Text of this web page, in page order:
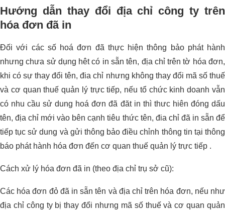
Hướng dẫn thay đổi địa chỉ công ty trên
hóa đơn đã in
Đối với các số hoá đơn đã thực hiện thông bảo phát hành
nhưng chưa sử dụng hêt có in sẵn tên, địa chỉ trên tờ hóa đơn,
khi có sự thay đổi tên, đia chỉ nhưng không thay đổi mã số thuế
và cơ quan thuế quản lý trực tiếp, nếu tổ chức kinh doanh vẫn
có nhu cầu sử dung hoá đơn đã đăt in thì thưc hiên đóng dấu
tên, địa chỉ mới vào bên cạnh tiêu thức tên, đia chỉ đã in sẵn để
tiếp tục sử dung và gửi thông bảo điều chỉnh thông tin tại thông
báo phát hành hóa đơn đến cơ quan thuế quản lý trực tiếp .
Cách xử lý hóa đơn đã in (theo địa chỉ trụ sở cũ):
Các hóa đơn đỏ đã in sẵn tên và địa chỉ trên hóa đơn, nếu như
địa chỉ công ty bị thay đổi nhưng mã số thuế và cơ quan quản